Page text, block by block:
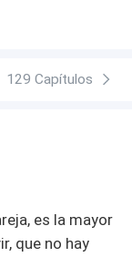
vivir. ¿Dónde
¿Los
de la manada
129 Capítulos
es la mayor
que no hay